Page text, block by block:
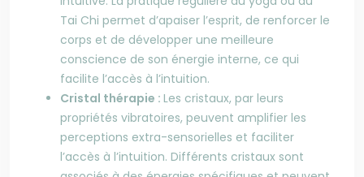
Tai Chi permet d’apaiser l’esprit, de renforcer le
corps et de développer une meilleure
conscience de son énergie interne, ce qui
facilite l’accès à l’intuition.
Cristal thérapie : Les cristaux, par leurs
propriétés vibratoires, peuvent amplifier les
perceptions extra-sensorielles et faciliter
l’accès à l’intuition. Différents cristaux sont